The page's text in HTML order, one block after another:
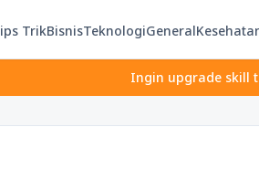
TrikBisnisTeknologiGeneral
Ingin upgrade skill tanpa